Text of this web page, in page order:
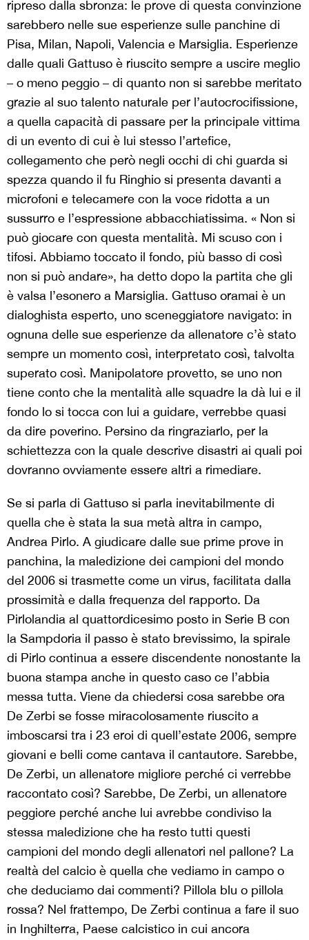
ripreso dalla sbronza: le prove di questa convinzione
sarebbero nelle sue esperienze sulle panchine di
Pisa, Milan, Napoli, Valencia e Marsiglia. Esperienze
dalle quali Gattuso è riuscito sempre a uscire meglio
– o meno peggio – di quanto non si sarebbe meritato
grazie al suo talento naturale per l’autocrocifissione,
a quella capacità di passare per la principale vittima
di un evento di cui è lui stesso l’artefice,
collegamento che però negli occhi di chi guarda si
spezza quando il fu Ringhio si presenta davanti a
microfoni e telecamere con la voce ridotta a un
sussurro e l’espressione abbacchiatissima. « Non si
può giocare con questa mentalità. Mi scuso con i
tifosi. Abbiamo toccato il fondo, più basso di così
non si può andare», ha detto dopo la partita che gli
è valsa l’esonero a Marsiglia. Gattuso oramai è un
dialoghista esperto, uno sceneggiatore navigato: in
ognuna delle sue esperienze da allenatore c’è stato
sempre un momento così, interpretato così, talvolta
superato così. Manipolatore provetto, se uno non
tiene conto che la mentalità alle squadre la dà lui e il
fondo lo si tocca con lui a guidare, verrebbe quasi
da dire poverino. Persino da ringraziarlo, per la
schiettezza con la quale descrive disastri ai quali poi
dovranno ovviamente essere altri a rimediare.
Se si parla di Gattuso si parla inevitabilmente di
quella che è stata la sua metà altra in campo,
Andrea Pirlo. A giudicare dalle sue prime prove in
panchina, la maledizione dei campioni del mondo
del 2006 si trasmette come un virus, facilitata dalla
prossimità e dalla frequenza del rapporto. Da
Pirlolandia al quattordicesimo posto in Serie B con
la Sampdoria il passo è stato brevissimo, la spirale
di Pirlo continua a essere discendente nonostante la
buona stampa anche in questo caso ce l’abbia
messa tutta. Viene da chiedersi cosa sarebbe ora
De Zerbi se fosse miracolosamente riuscito a
imboscarsi tra i 23 eroi di quell’estate 2006, sempre
giovani e belli come cantava il cantautore. Sarebbe,
De Zerbi, un allenatore migliore perché ci verrebbe
raccontato così? Sarebbe, De Zerbi, un allenatore
peggiore perché anche lui avrebbe condiviso la
stessa maledizione che ha resto tutti questi
campioni del mondo degli allenatori nel pallone? La
realtà del calcio è quella che vediamo in campo o
che deduciamo dai commenti? Pillola blu o pillola
rossa? Nel frattempo, De Zerbi continua a fare il suo
in Inghilterra, Paese calcistico in cui ancora